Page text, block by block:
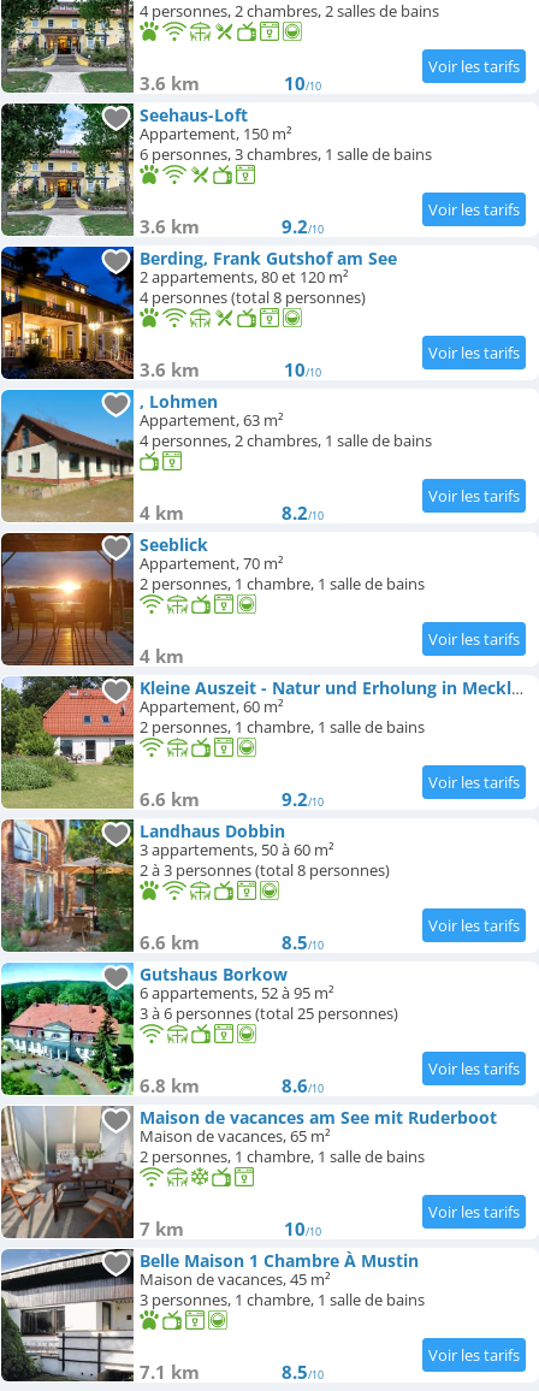
4 personnes, 2 chambres, 2 salles de bains
3.6 km 10/10
Seehaus-Loft
Appartement, 150 m²
6 personnes, 3 chambres, 1 salle de bains
3.6 km 9.2/10
Berding, Frank Gutshof am See
2 appartements, 80 et 120 m²
4 personnes (total 8 personnes)
3.6 km 10/10
, Lohmen
Appartement, 63 m²
4 personnes, 2 chambres, 1 salle de bains
4 km 8.2/10
Seeblick
Appartement, 70 m²
2 personnes, 1 chambre, 1 salle de bains
4 km
Kleine Auszeit - Natur und Erholung in Mecklenburg
Appartement, 60 m²
2 personnes, 1 chambre, 1 salle de bains
6.6 km 9.2/10
Landhaus Dobbin
3 appartements, 50 à 60 m²
2 à 3 personnes (total 8 personnes)
6.6 km 8.5/10
Gutshaus Borkow
6 appartements, 52 à 95 m²
3 à 6 personnes (total 25 personnes)
6.8 km 8.6/10
Maison de vacances am See mit Ruderboot
Maison de vacances, 65 m²
2 personnes, 1 chambre, 1 salle de bains
7 km 10/10
Belle Maison 1 Chambre À Mustin
Maison de vacances, 45 m²
3 personnes, 1 chambre, 1 salle de bains
7.1 km 8.5/10